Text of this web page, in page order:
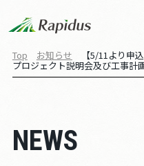
会社概要
Top お知らせ 【5/11より申
プロジェクト説明会及び工事計
NEWS